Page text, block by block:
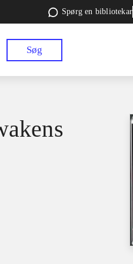
Spørg en bibliotekar
Søg